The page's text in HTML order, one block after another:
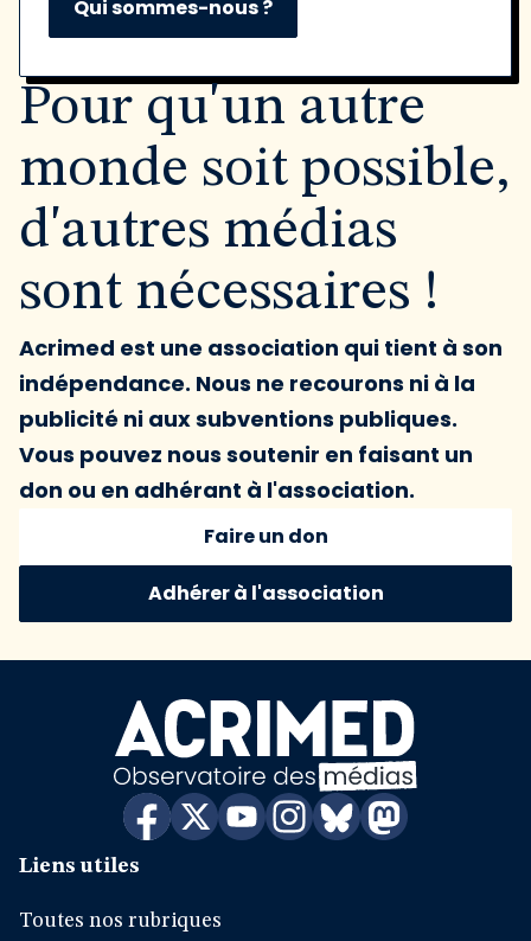
Qui sommes-nous ?
Pour qu'un autre
monde soit possible,
d'autres médias
sont nécessaires !
Acrimed est une association qui tient à son
indépendance. Nous ne recourons ni à la
publicité ni aux subventions publiques.
Vous pouvez nous soutenir en faisant un
don ou en adhérant à l'association.
Faire un don
Adhérer à l'association
Liens utiles
Toutes nos rubriques